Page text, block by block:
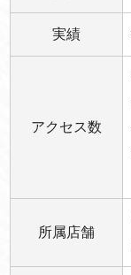
実績
アクセス数
所属店舗